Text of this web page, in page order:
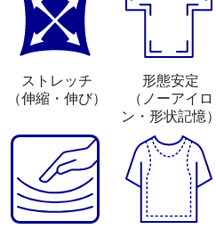
ストレッチ
（伸縮・伸び）
形態安定
（ノーアイロ
ン・形状記憶）